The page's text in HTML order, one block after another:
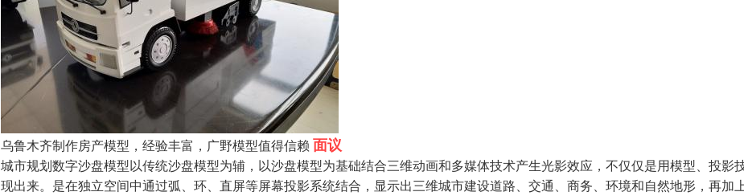
乌鲁木齐制作房产模型，经验丰富，广野模型值得信赖 面议
城市规划数字沙盘模型以传统沙盘模型为辅，以沙盘模型为基础结合三维动画和多媒体技术产生光影效应，不仅仅是用模型、投影
现出来。是在独立空间中通过弧、环、直屏等屏幕投影系统结合，显示出三维城市建设道路、交通、商务、环境和自然地形，再加